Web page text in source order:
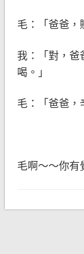
毛：「爸爸，
我：「對，爸
喝。」
毛：「爸爸，
毛啊～～你